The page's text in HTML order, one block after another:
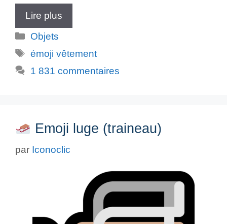
Lire plus
Catégories
Objets
Étiquettes
émoji vêtement
1 831 commentaires
Emoji luge (traineau)
par Iconoclic